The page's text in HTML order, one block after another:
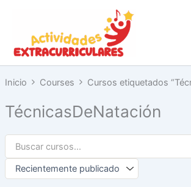
contenido
Inicio Courses Cursos etiquetados
TécnicasDeNatación